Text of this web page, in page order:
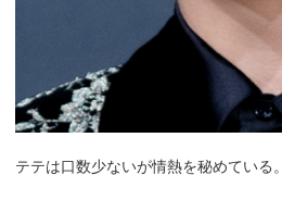
テテは口数少ないが情熱を秘めている。